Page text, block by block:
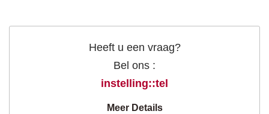
Heeft u een vraag?
Bel ons :
instelling::tel
Meer Details